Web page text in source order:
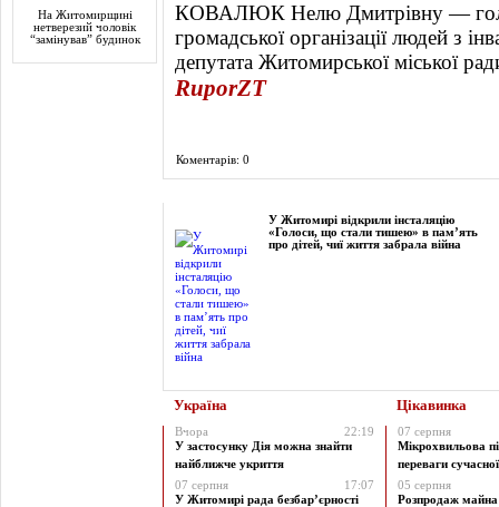
На Житомирщині
нетверезий чоловік
“замінував” будинок
КОВАЛЮК Нелю Дмитрівну —
громадської організації людей з
депутата Житомирської міської
RuporZT
Коментарів: 0
У Житомирі відкрили інсталяцію
«Голоси, що стали тишею» в пам’ять
про дітей, чиї життя забрала війна
Україна Цікавинка
Вчора
22:19
У застосунку Дія можна знайти
найближче укриття
07 серпня
17:07
У Житомирі рада безбар’єрності
07 серпня
Мікрохвильова
переваги
05 серпня
Розпродаж майна